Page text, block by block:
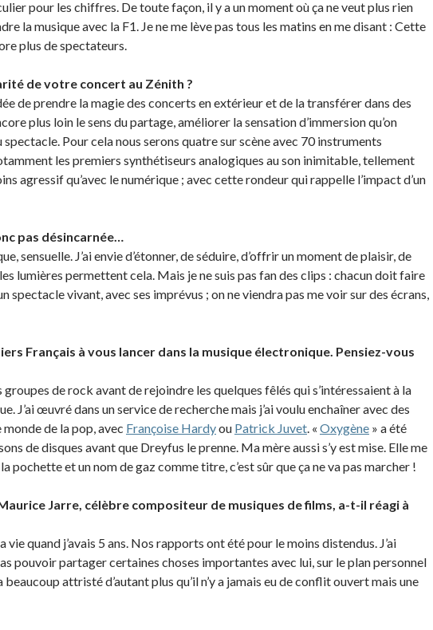
pour les chiffres. De toute façon, il y a un moment où ça ne veut plus rien
la musique avec la F1. Je ne me lève pas tous les matins en me disant : Cette
plus de spectateurs.
de votre concert au Zénith ?
de prendre la magie des concerts en extérieur et de la transférer dans des
plus loin le sens du partage, améliorer la sensation d’immersion qu’on
spectacle. Pour cela nous serons quatre sur scène avec 70 instruments
les premiers synthétiseurs analogiques au son inimitable, tellement
agressif qu’avec le numérique ; avec cette rondeur qui rappelle l’impact d’un
pas désincarnée…
sensuelle. J’ai envie d’étonner, de séduire, d’offrir un moment de plaisir, de
lumières permettent cela. Mais je ne suis pas fan des clips : chacun doit faire
spectacle vivant, avec ses imprévus ; on ne viendra pas me voir sur des écrans,
Français à vous lancer dans la musique électronique. Pensiez-vous
groupes de rock avant de rejoindre les quelques fêlés qui s’intéressaient à la
J’ai œuvré dans un service de recherche mais j’ai voulu enchaîner avec des
de la pop, avec Françoise Hardyou Patrick Juvet. « Oxygène » a été
de disques avant que Dreyfus le prenne. Ma mère aussi s’y est mise. Elle me
pochette et un nom de gaz comme titre, c’est sûr que ça ne va pas marcher !
Jarre, célèbre compositeur de musiques de films, a-t-il réagi à
vie quand j’avais 5 ans. Nos rapports ont été pour le moins distendus. J’ai
pouvoir partager certaines choses importantes avec lui, sur le plan personnel
beaucoup attristé d’autant plus qu’il n’y a jamais eu de conflit ouvert mais une